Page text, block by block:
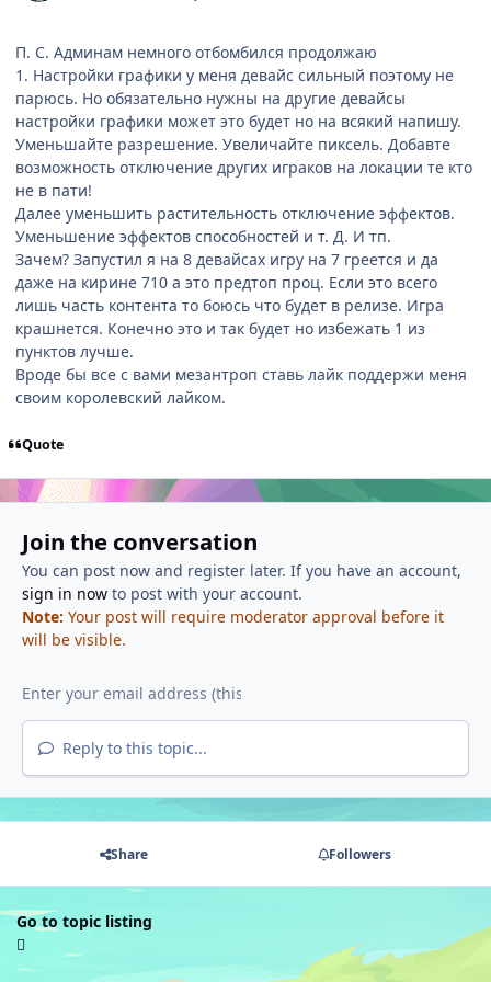
П. С. Админам немного отбомбился продолжаю
1. Настройки графики у меня девайс сильный поэтому не
парюсь. Но обязательно нужны на другие девайсы
настройки графики может это будет но на всякий напишу.
Уменьшайте разрешение. Увеличайте пиксель. Добавте
возможность отключение других играков на локации те кто
не в пати!
Далее уменьшить растительность отключение эффектов.
Уменьшение эффектов способностей и т. Д. И тп.
Зачем? Запустил я на 8 девайсах игру на 7 греется и да
даже на кирине 710 а это предтоп проц. Если это всего
лишь часть контента то боюсь что будет в релизе. Игра
крашнется. Конечно это и так будет но избежать 1 из
пунктов лучше.
Вроде бы все с вами мезантроп ставь лайк поддержи меня
своим королевский лайком.
Quote
Join the conversation
You can post now and register later. If you have an account,
sign in nowto post with your account.
Note: Your post will require moderator approval before it
will be visible.
Reply to this topic...
Share Followers
Go to topic listing